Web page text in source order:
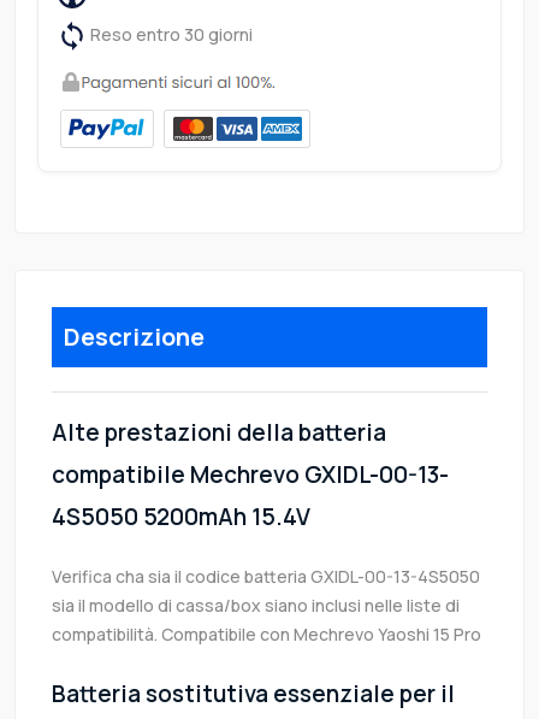
Reso entro 30 giorni
Descrizione
Alte prestazioni della batteria
compatibile Mechrevo GXIDL-00-13-
4S5050 5200mAh 15.4V
Verifica cha sia il codice batteria GXIDL-00-13-4S5050
sia il modello di cassa/box siano inclusi nelle liste di
compatibilità. Compatibile con Mechrevo Yaoshi 15 Pro
Batteria sostitutiva essenziale per il